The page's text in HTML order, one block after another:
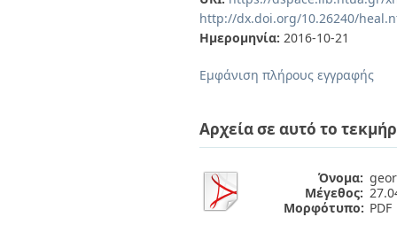
http://dx.doi.org/10.26240/
Ημερομηνία: 2016-10-21
Εμφάνιση πλήρους εγγραφής
Αρχεία σε αυτό το
Όνομα:
Μέγεθος:
Μορφότυπο: PDF